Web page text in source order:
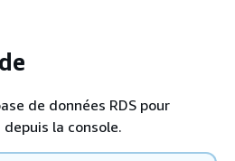
de données RDS pour
la console.